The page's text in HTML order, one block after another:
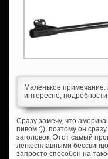
Маленькое примечание:
интересно,
Сразу замечу, что
пивом :)), поэтому он
заголовок. Этот самый
легкосплавными
запросто способен на